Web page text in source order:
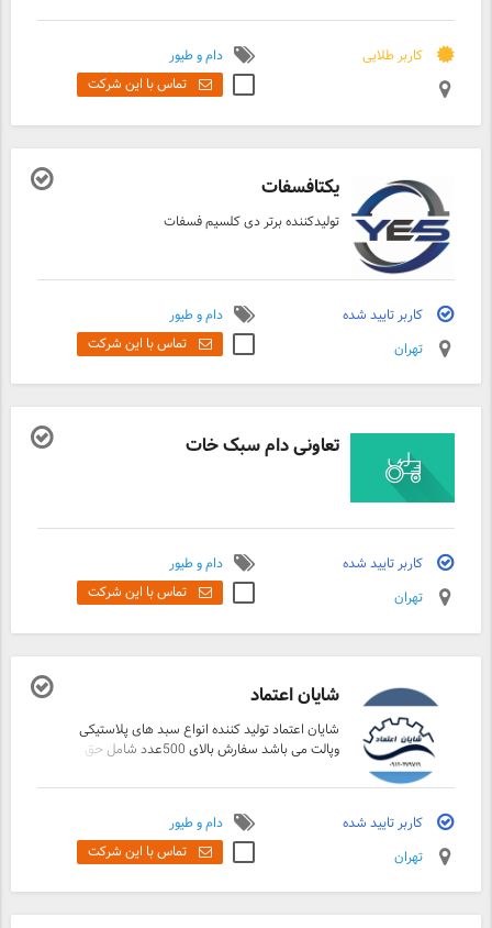
کاربر طلایی
دام و طیور
تماس با این شرکت
یکتافسفات
تولیدکننده برتر دی کلسیم فسفات
کاربر تایید شده
دام و طیور
تهران
تماس با این شرکت
تعاونی دام سبک خات
کاربر تایید شده
دام و طیور
تهران
تماس با این شرکت
شایان اعتماد
شایان اعتماد تولید کننده انواع سبد های پلاستیکی
وپالت می باشد سفارش بالای 500عدد شامل حق
وسفارش بالای 1000عدد شامل تخفیفات کارخانه
تخفیف ویژه به پلاستیک فروشان دارای جواز کسب
کاربر تایید شده
دام و طیور
تهران
تماس با این شرکت